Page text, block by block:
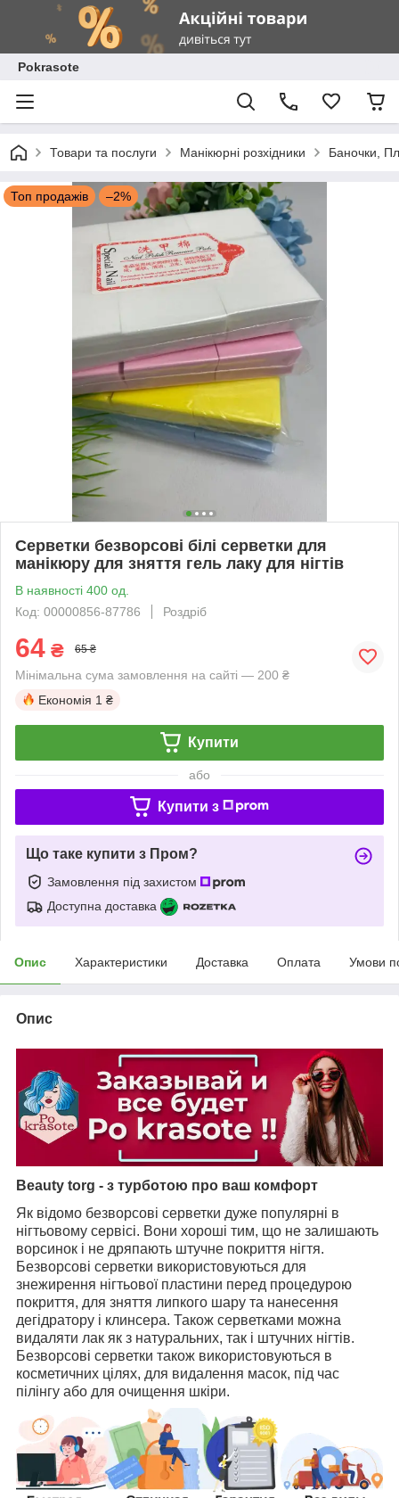
Pokrasote
Товари та послуги Манікюрні розхідники Баночки,
Топ продажів –2%
Серветки безворсові білі серветки для
манікюру для зняття гель лаку для нігтів
В наявності 400 од.
Код: 00000856-87786
Роздріб
64 ₴ 65 ₴
Мінімальна сума замовлення на сайті — 200 ₴
Економія 1 ₴
Купити
або
Купити з
Що таке купити з Пром?
Замовлення під захистом
Доступна доставка
Опис Характеристики Доставка Оплата Умови
Опис
Beauty torg - з турботою про ваш комфорт
Як відомо безворсові серветки дуже популярні в
нігтьовому сервісі. Вони хороші тим, що не залишають
ворсинок і не дряпають штучне покриття нігтя.
Безворсові серветки використовуються для
знежирення нігтьової пластини перед процедурою
покриття, для зняття липкого шару та нанесення
дегідратору і клинсера. Також серветками можна
видаляти лак як з натуральних, так і штучних нігтів.
Безворсові серветки також використовуються в
косметичних цілях, для видалення масок, під час
пілінгу або для очищення шкіри.